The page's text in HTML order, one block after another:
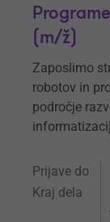
(m/ž)
Zaposlimo
robotov in
področje
Prijave do
Kraj dela